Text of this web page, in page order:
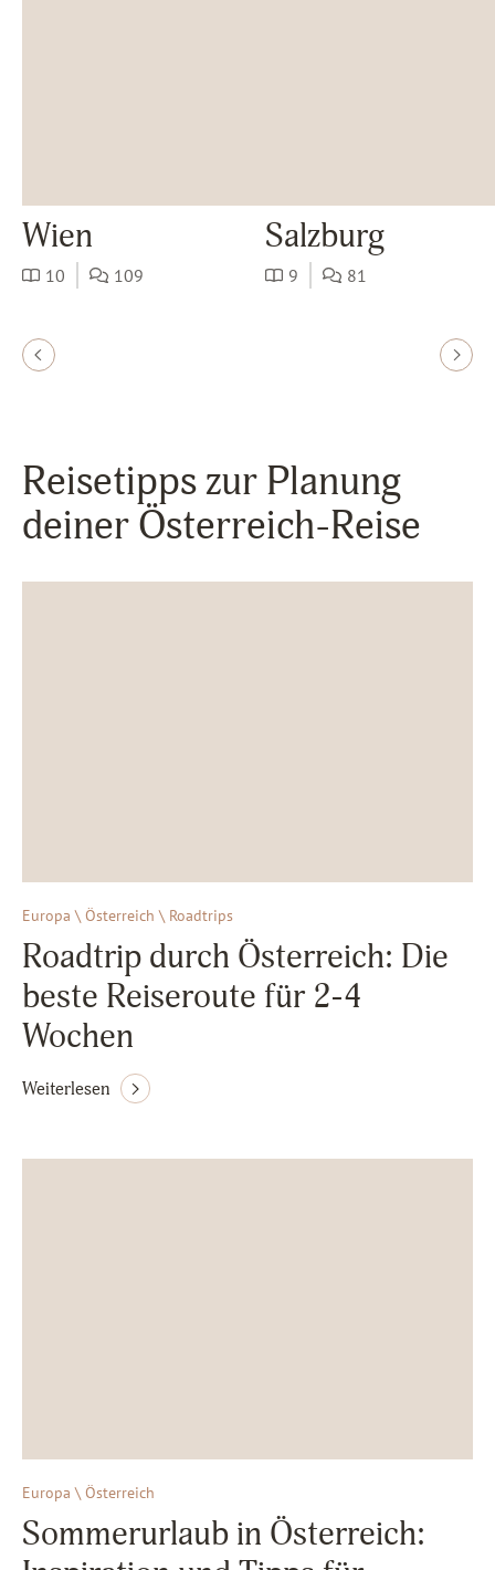
Wien
10 109
Salzburg
9 81
Reisetipps zur Planung
deiner Österreich-Reise
Europa \ Österreich \ Roadtrips
Roadtrip durch Österreich: Die
beste Reiseroute für 2-4
Wochen
Weiterlesen
Europa \ Österreich
Sommerurlaub in Österreich: